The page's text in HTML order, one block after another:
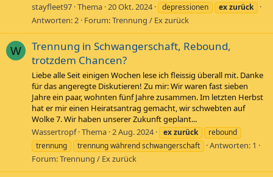
stayfleet97 Thema 20 Okt. 2024 depressionen exzurück
Antworten: 2 Forum:Trennung / Ex zurück
W
Trennung in Schwangerschaft, Rebound,
trotzdem Chancen?
Liebe alle Seit einigen Wochen lese ich fleissig überall mit. Danke
für das angeregte Diskutieren! Zu mir: Wir waren fast sieben
Jahre ein paar, wohnten fünf Jahre zusammen. Im letzten Herbst
hat er mir einen Heiratsantrag gemacht, wir schwebten auf
Wolke 7. Wir haben unserer Zukunft geplant...
Wassertropf Thema 2 Aug. 2024 exzurück
rebound
trennung
trennung während schwangerschaft
Antworten: 1
Forum:Trennung / Ex zurück